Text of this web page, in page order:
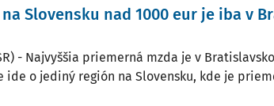
Slovensku nad 1000 eur je iba v
- Najvyššia priemerná mzda je v
ide o jediný región na Slovensku, kde je